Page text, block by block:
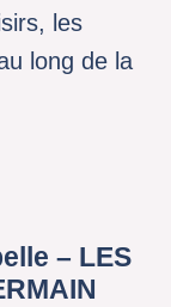
les
long de la
– LES